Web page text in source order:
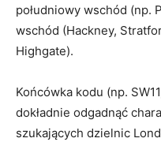
południowy wschód (np.
wschód (Hackney,
Highgate).
Końcówka kodu (np.
dokładnie odgadnąć
szukających dzielnic